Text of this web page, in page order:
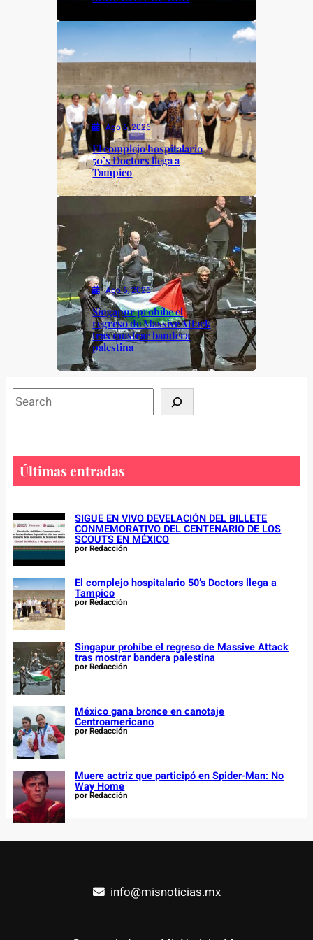
Ago 6, 2026
El complejo hospitalario
50’s Doctors llega a
Tampico
Ago 6, 2026
Singapur prohíbe el
regreso de Massive Attack
tras mostrar bandera
palestina
S
e
h
Últimas entradas
SIGUE EN VIVO DEVELACIÓN DEL BILLETE
CONMEMORATIVO DEL CENTENARIO DE LOS
SCOUTS EN MÉXICO
por Redacción
El complejo hospitalario 50’s Doctors llega a
Tampico
por Redacción
Singapur prohíbe el regreso de Massive Attack
tras mostrar bandera palestina
por Redacción
México gana bronce en canotaje
Centroamericano
por Redacción
Muere actriz que participó en Spider-Man: No
Way Home
por Redacción
info@misnoticias.mx